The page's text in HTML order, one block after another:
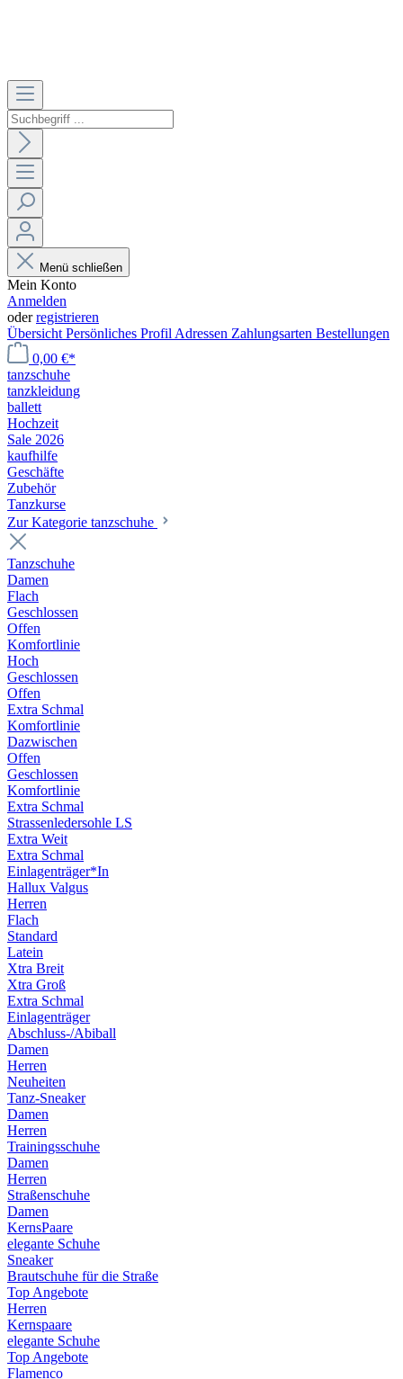
Menü schließen
Mein Konto
Anmelden
oderregistrieren
Übersicht Persönliches Profil Adressen Zahlungsarten Bestellungen
0,00 €*
tanzschuhe
tanzkleidung
ballett
Hochzeit
Sale 2026
kaufhilfe
Geschäfte
Zubehör
Tanzkurse
Zur Kategorie tanzschuhe
Tanzschuhe
Damen
Flach
Geschlossen
Offen
Komfortlinie
Hoch
Geschlossen
Offen
Extra Schmal
Komfortlinie
Dazwischen
Offen
Geschlossen
Komfortlinie
Extra Schmal
Strassenledersohle LS
Extra Weit
Extra Schmal
Einlagenträger*In
Hallux Valgus
Herren
Flach
Standard
Latein
Xtra Breit
Xtra Groß
Extra Schmal
Einlagenträger
Abschluss-/Abiball
Damen
Herren
Neuheiten
Tanz-Sneaker
Damen
Herren
Trainingsschuhe
Damen
Herren
Straßenschuhe
Damen
KernsPaare
elegante Schuhe
Sneaker
Brautschuhe für die Straße
Top Angebote
Herren
Kernspaare
elegante Schuhe
Top Angebote
Flamenco